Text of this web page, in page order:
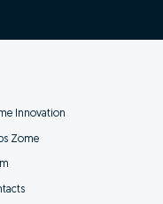
Innovation
Zome